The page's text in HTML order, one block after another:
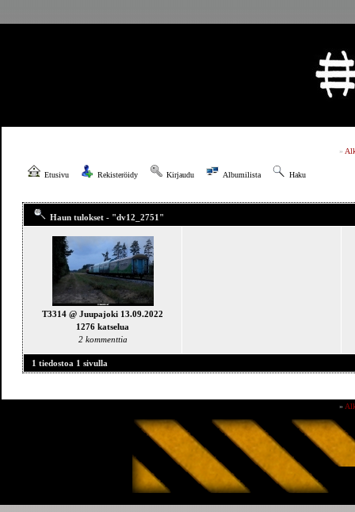
»
Etusivu Rekisteröidy Kirjaudu Albumilista Haku
Haun tulokset - "dv12_2751"
T3314 @ Juupajoki 13.09.2022
1276 katselua
2 kommenttia
1 tiedostoa 1 sivulla
»